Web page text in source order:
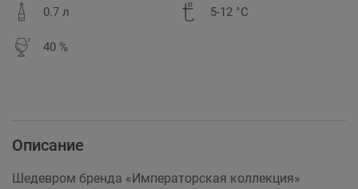
0.7 л 5-12 °C
40 %
Описание
Шедевром бренда «Императорская коллекция»